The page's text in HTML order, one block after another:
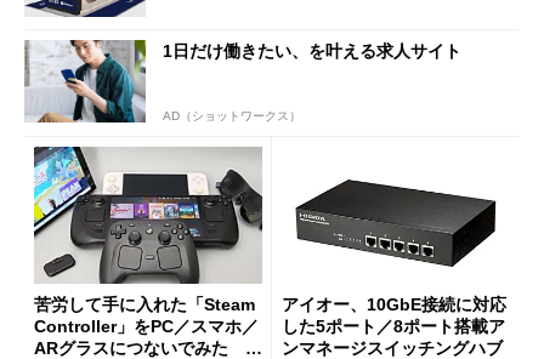
1日だけ働きたい、を叶える求人サイト
AD（ショットワークス）
苦労して手に入れた「Steam
Controller」をPC／スマホ／
ARグラスにつないでみた ゲ
アイオー、10GbE接続に対応
した5ポート／8ポート搭載ア
ンマネージスイッチングハブ